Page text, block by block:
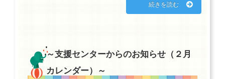
続きを読む
～支援センターからのお知らせ（２月
カレンダー）～